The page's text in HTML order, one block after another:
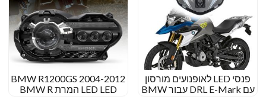
2004-2012 BMW R1200GS
LED LED המרת BMW R
פנסי LED לאופנועים מורסון
עם DRL E-Mark עבור BMW